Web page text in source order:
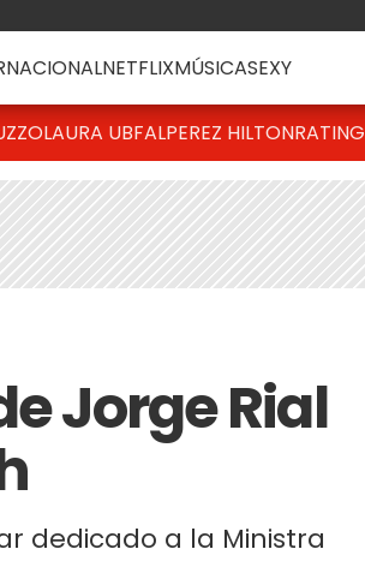
NETFLIXMÚSICASEXY
LAURA UBFALPEREZ HILTONRATING
Jorge Rial
dedicado a la Ministra